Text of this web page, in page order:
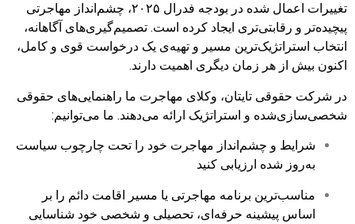
تغییرات اعمال شده در بودجه فدرال ۲۰۲۵، چشم‌انداز مهاجرتی
پیچیده‌تر و رقابتی‌تری ایجاد کرده است. تصمیم‌گیری‌های آگاهانه،
انتخاب استراتژیک‌ترین مسیر و تهیه‌ی یک درخواست قوی و کامل،
اکنون بیش از هر زمان دیگری اهمیت دارند.
در شرکت حقوقی تایتان، وکلای مهاجرت ما راهنمایی‌های حقوقی
شخصی‌سازی‌شده و استراتژیک ارائه می‌دهند. ما می‌توانیم:
شرایط و چشم‌انداز مهاجرت خود را تحت چارچوب سیاست
به‌روز شده ارزیابی کنید
مناسب‌ترین برنامه مهاجرتی یا مسیر اقامت دائم را بر
اساس پیشینه حرفه‌ای، تحصیلی و شخصی خود شناسایی